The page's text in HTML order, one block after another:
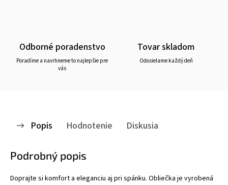
Odborné poradenstvo
Poradíme a navrhneme to najlepšie pre
vás
Tovar skladom
Odosielame každý deň
Popis Hodnotenie Diskusia
Podrobný popis
Doprajte si komfort a eleganciu aj pri spánku. Obliečka je vyrobená